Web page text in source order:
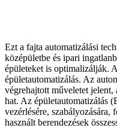
Ezt a fajta automatizálási
középületbe és ipari
épületeket is optimalizálják.
épületautomatizálás. Az
végrehajtott műveletet jelent,
hat. Az épületautomatizálás
vezérlésére, szabályozására,
használt berendezések